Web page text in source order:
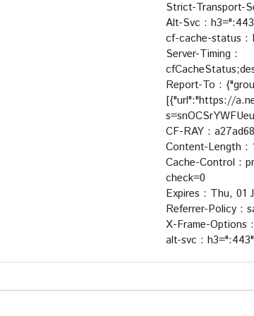
Strict-Transport-
Alt-Svc :
cf-cache-status :
Server-Timing :
Report-To :
[{"url":"https://
CF-RAY :
Content-Length :
Cache-Control :
check=0
Expires : Thu, 01
Referrer-Policy :
X-Frame-Options
alt-svc :